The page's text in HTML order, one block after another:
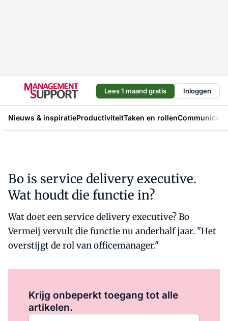
Lees 1 maand gratis Inloggen
Nieuws & inspiratieProductiviteitTaken en rollen
Bo is service delivery executive.
Wat houdt die functie in?
Wat doet een service delivery executive? Bo
Vermeij vervult die functie nu anderhalf jaar. "Het
overstijgt de rol van officemanager."
Krijg onbeperkt toegang tot alle
artikelen.